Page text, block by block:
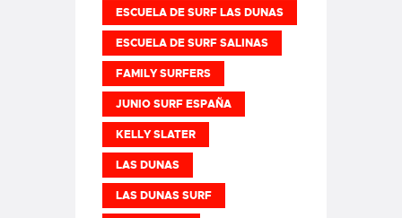
ESCUELA DE SURF LAS DUNAS
ESCUELA DE SURF SALINAS
FAMILY SURFERS
JUNIO SURF ESPAÑA
KELLY SLATER
LAS DUNAS
LAS DUNAS SURF